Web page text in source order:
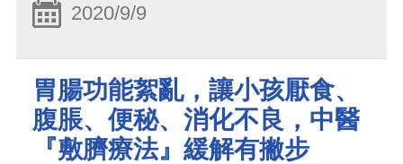
2020/9/9
胃腸功能絮亂，讓小孩厭食、
腹脹、便秘、消化不良，中醫
『敷臍療法』緩解有撇步